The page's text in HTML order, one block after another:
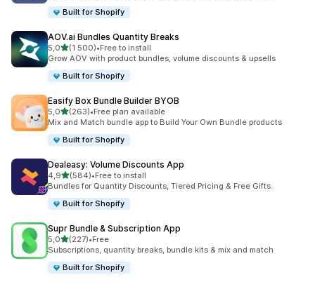
Built for Shopify
AOV.ai Bundles Quantity Breaks
5,0z 5 hvězd
(1 500)
Celkový počet recenzí: 1500
•Free to install
Grow AOV with product bundles, volume discounts & upsells
Built for Shopify
Easify Box Bundle Builder BYOB
5,0z 5 hvězd
(263)
Celkový počet recenzí: 263
•Free plan available
Mix and Match bundle app to Build Your Own Bundle products
Built for Shopify
Dealeasy: Volume Discounts App
4,9z 5 hvězd
(584)
Celkový počet recenzí: 584
•Free to install
Bundles for Quantity Discounts, Tiered Pricing & Free Gifts.
Built for Shopify
Supr Bundle & Subscription App
5,0z 5 hvězd
(227)
Celkový počet recenzí: 227
•Free
Subscriptions, quantity breaks, bundle kits & mix and match
Built for Shopify